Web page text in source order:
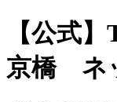
【公式
京橋 ネ